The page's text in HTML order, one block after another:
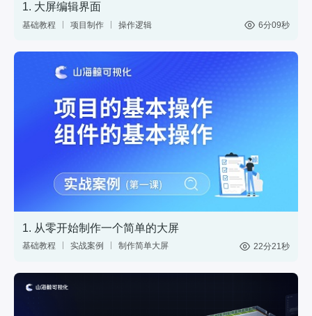
1. 大屏编辑界面
基础教程 项目制作 操作逻辑 6分09秒
1. 从零开始制作一个简单的大屏
基础教程 实战案例
制作简单大屏
22分21秒